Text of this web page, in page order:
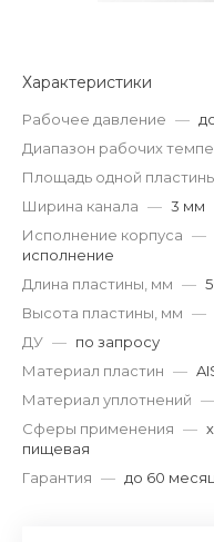
Характеристики
Рабочее давление —
Диапазон рабочих
Площадь одной
Ширина канала — 3 мм
Исполнение корпуса —
исполнение
Длина пластины, мм —
Высота пластины, мм —
ДУ — по запросу
Материал пластин —
Материал уплотнений —
Сферы применения —
пищевая
Гарантия — до 60